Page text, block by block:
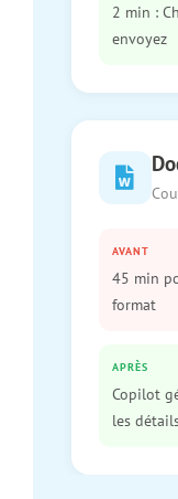
2 min :
envoyez
AVANT
45 min
format
APRÈS
Copilot
les